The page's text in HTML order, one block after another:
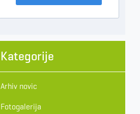
Kategorije
Arhiv novic
Fotogalerija